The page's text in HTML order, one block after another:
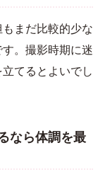
まだ比較的少な
。撮影時期に迷
てるとよいでし
なら体調を最